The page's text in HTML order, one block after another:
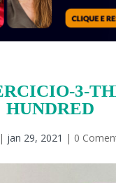
3-
HUNDRED
| jan 29, 2021 | 0